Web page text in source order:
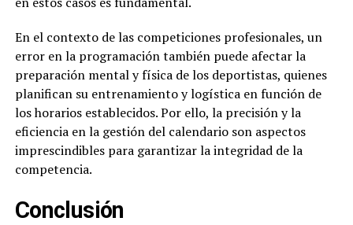
En el contexto de las competiciones profesionales, un
error en la programación también puede afectar la
preparación mental y física de los deportistas, quienes
planifican su entrenamiento y logística en función de
los horarios establecidos. Por ello, la precisión y la
eficiencia en la gestión del calendario son aspectos
imprescindibles para garantizar la integridad de la
competencia.
Conclusión